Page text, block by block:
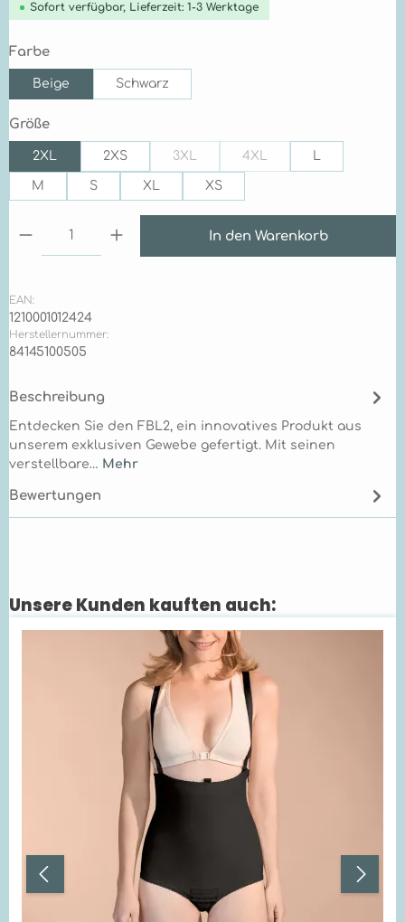
Sofort verfügbar, Lieferzeit: 1-3 Werktage
Farbeauswählen
Beige Schwarz
Größeauswählen
2XL 2XS 3XL 4XL L
M S XL XS
Produkt Anzahl: Gib den gewünschten Wert
In den Warenkorb
EAN:
1210001012424
Herstellernummer:
84145100505
Beschreibung
Entdecken Sie den FBL2, ein innovatives Produkt aus
unserem exklusiven Gewebe gefertigt. Mit seinen
verstellbare… Mehr
Bewertungen
Produktgalerie überspringen
Unsere Kunden kauften auch: